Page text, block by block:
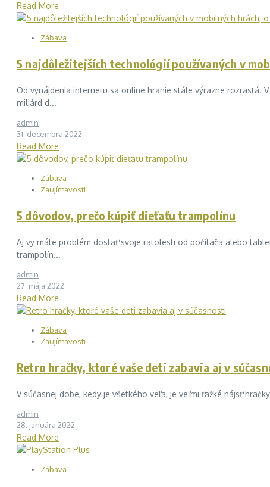
Read More
Zábava
5 najdôležitejších technológií používaných v
Od vynájdenia internetu sa online hranie stále výrazne rozrastá.
miliárd d...
admin
31. decembra 2022
Read More
Zábava
Zaujímavosti
5 dôvodov, prečo kúpiť dieťaťu trampolínu
Aj vy máte problém dostať svoje ratolesti od počítača alebo
trampolín...
admin
27. mája 2022
Read More
Zábava
Zaujímavosti
Retro hračky, ktoré vaše deti zabavia aj v
V súčasnej dobe, kedy je všetkého veľa, je veľmi ťažké nájsť
admin
28. januára 2022
Read More
Zábava